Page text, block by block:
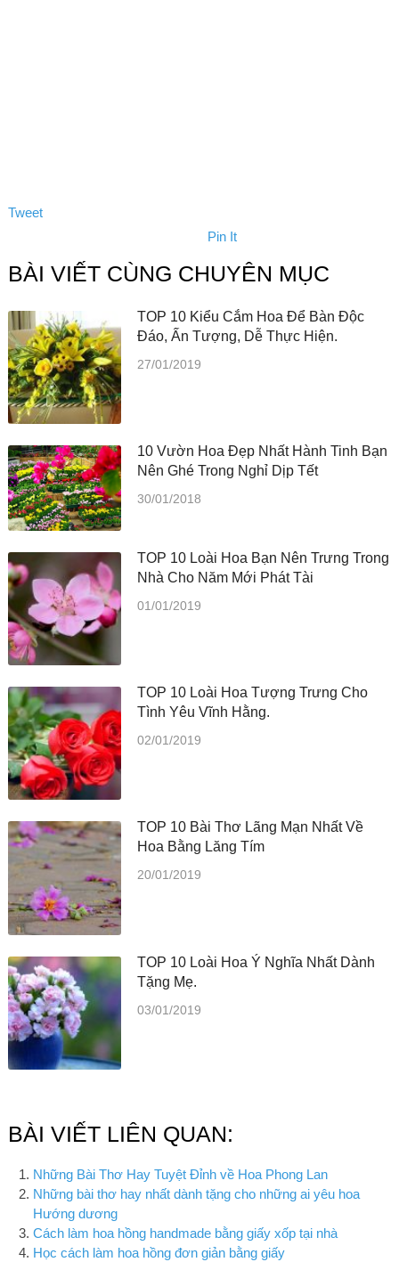
Tweet
Pin It
BÀI VIẾT CÙNG CHUYÊN MỤC
TOP 10 Kiểu Cắm Hoa Để Bàn Độc
Đáo, Ấn Tượng, Dễ Thực Hiện.
27/01/2019
10 Vườn Hoa Đẹp Nhất Hành Tinh Bạn
Nên Ghé Trong Nghỉ Dịp Tết
30/01/2018
TOP 10 Loài Hoa Bạn Nên Trưng Trong
Nhà Cho Năm Mới Phát Tài
01/01/2019
TOP 10 Loài Hoa Tượng Trưng Cho
Tình Yêu Vĩnh Hằng.
02/01/2019
TOP 10 Bài Thơ Lãng Mạn Nhất Về
Hoa Bằng Lăng Tím
20/01/2019
TOP 10 Loài Hoa Ý Nghĩa Nhất Dành
Tặng Mẹ.
03/01/2019
BÀI VIẾT LIÊN QUAN:
Những Bài Thơ Hay Tuyệt Đỉnh về Hoa Phong Lan
Những bài thơ hay nhất dành tặng cho những ai yêu hoa
Hướng dương
Cách làm hoa hồng handmade bằng giấy xốp tại nhà
Học cách làm hoa hồng đơn giản bằng giấy